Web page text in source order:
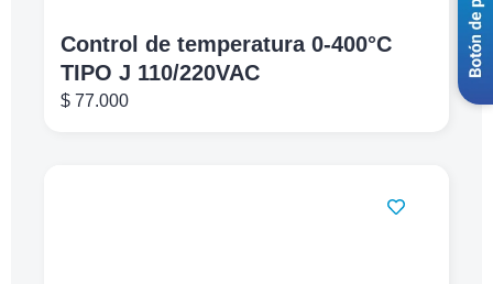
Control de temperatura 0-400°C
TIPO J 110/220VAC
$ 77.000